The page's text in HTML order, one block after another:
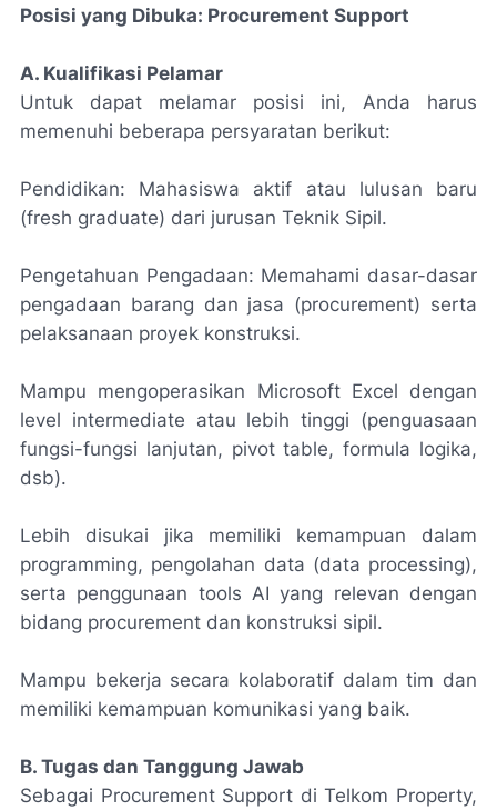
Posisi yang Dibuka: Procurement Support
A. Kualifikasi Pelamar
Untuk dapat melamar posisi ini, Anda harus
memenuhi beberapa persyaratan berikut:
Pendidikan: Mahasiswa aktif atau lulusan baru
(fresh graduate) dari jurusan Teknik Sipil.
Pengetahuan Pengadaan: Memahami dasar-dasar
pengadaan barang dan jasa (procurement) serta
pelaksanaan proyek konstruksi.
Mampu mengoperasikan Microsoft Excel dengan
level intermediate atau lebih tinggi (penguasaan
fungsi-fungsi lanjutan, pivot table, formula logika,
dsb).
Lebih disukai jika memiliki kemampuan dalam
programming, pengolahan data (data processing),
serta penggunaan tools AI yang relevan dengan
bidang procurement dan konstruksi sipil.
Mampu bekerja secara kolaboratif dalam tim dan
memiliki kemampuan komunikasi yang baik.
B. Tugas dan Tanggung Jawab
Sebagai Procurement Support di Telkom Property,